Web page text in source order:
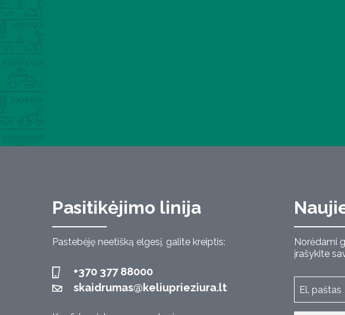
Pasitikėjimo linija
Pastebėję neetišką elgesį, galite kreiptis:
+370 377 88000
skaidrumas@keliuprieziura.lt
Norėdami
įrašykite